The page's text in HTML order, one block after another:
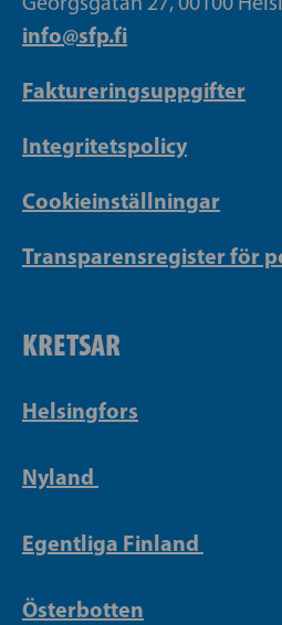
info@sfp.fi
Faktureringsuppgifter
Integritetspolicy
Cookieinställningar
Transparensregister för
KRETSAR
Helsingfors
Nyland
Egentliga Finland
Österbotten